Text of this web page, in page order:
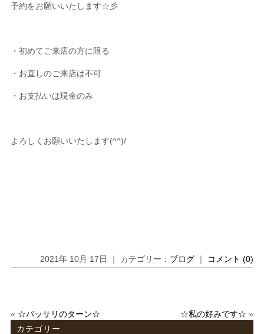
予約をお願いいたします☆彡
・初めてご来店の方に限る
・お直しのご来店は不可
・お支払いは現金のみ
よろしくお願いいたします(^^)/
2021年 10月 17日 ｜ カテゴリー： ブログ ｜ コメント (0)
« ☆バッサリのターン☆ ☆私の好みです☆ »
カテゴリー